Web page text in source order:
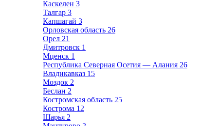
Каскелен 3
Талгар 3
Капшагай 3
Орловская область 26
Орел 21
Дмитровск 1
Мценск 1
Республика Северная Осетия — Алания 26
Владикавказ 15
Моздок 2
Беслан 2
Костромская область 25
Кострома 12
Шарья 2